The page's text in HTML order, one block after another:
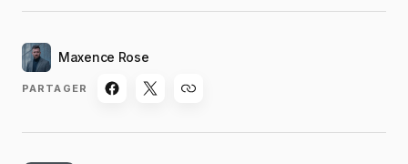
Maxence Rose
PARTAGER